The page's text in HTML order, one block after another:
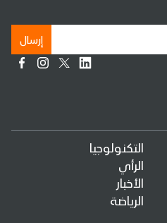
التكنولوجيا
الرأي
الأخبار
الرياضة
إرسال